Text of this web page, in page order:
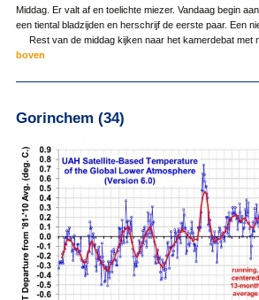
Middag. Er valt af en toelichte miezer. Vandaag begin
een tiental bladzijden en herschrijf de eerste paar. Een
Rest van de middag kijken naar het kamerdebat met
boven
Gorinchem (34)